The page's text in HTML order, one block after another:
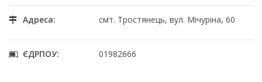
Адреса: смт. Тростянець, вул. Мічуріна, 60
ЄДРПОУ: 01982666